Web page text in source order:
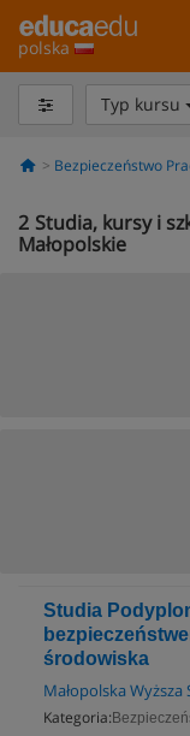
polska
Typ kursu
Bezpieczeństwo
2 Studia, kursy i
Małopolskie
Studia
środowiska
Małopolska
Kategoria: